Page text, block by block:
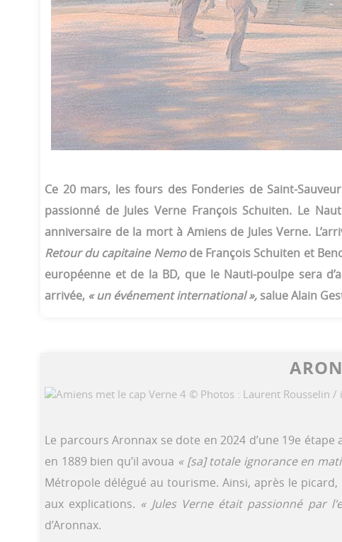
Ce 20 mars, les fours des Fonderies de Saint-
passionné de Jules Verne François Schuiten. Le
anniversaire de la mort à Amiens de Jules Verne.
Retour du capitaine Nemode François Schuiten et
européenne et de la BD, que le Nauti-poulpe sera
arrivée, « un événement international », salue Alain
Le parcours Aronnax se dote en 2024 d’une 19e
en 1889 bien qu’il avoua « [sa] totale ignorance en
Métropole délégué au tourisme. Ainsi, après le
aux explications. « Jules Verne était passionné par
d’Aronnax.